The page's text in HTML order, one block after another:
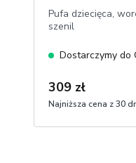
Pufa dziecięca,
szenil
Dostarczymy do
309 zł
Najniższa cena z 30